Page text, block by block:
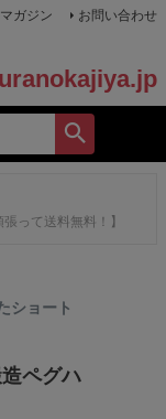
ガジン お問い合わせ
って送料無料！】
ショート
ペグハ